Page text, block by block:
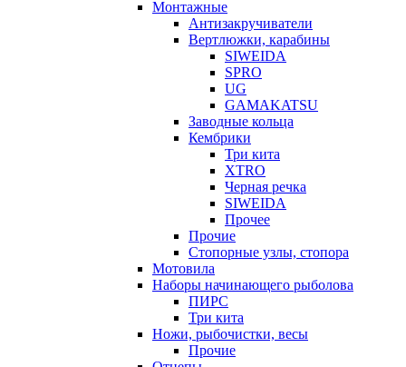
Монтажные
Антизакручиватели
Вертлюжки, карабины
SIWEIDA
SPRO
UG
GAMAKATSU
Заводные кольца
Кембрики
Три кита
XTRO
Черная речка
SIWEIDA
Прочее
Прочие
Стопорные узлы, стопора
Мотовила
Наборы начинающего рыболова
ПИРС
Три кита
Ножи, рыбочистки, весы
Прочие